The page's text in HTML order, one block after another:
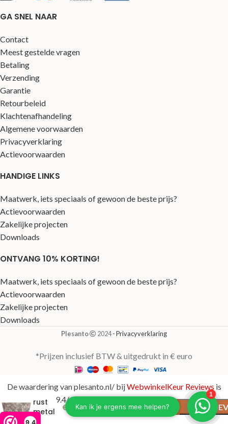
9,4
GA SNEL NAAR
Contact
Meest gestelde vragen
Betaling
Verzending
Garantie
Retourbeleid
Klachtenafhandeling
Algemene voorwaarden
Privacyverklaring
Actievoorwaarden
HANDIGE LINKS
Maatwerk, iets speciaals of gewoon de beste prijs?
Actievoorwaarden
Zakelijke projecten
Downloads
ONTVANG 10% KORTING!
Maatwerk, iets speciaals of gewoon de beste prijs?
Actievoorwaarden
Zakelijke projecten
Downloads
Plesanto 2024- Privacyverklaring
*Prijzen inclusief BTW & uitgedrukt in € euro
Coppa
relic
rust
metal
Ø50×68
€ 340,00
Op
voorraad
De waardering van plesanto.nl/ bijWebwinkelKeur Reviews is
9.4/10 gebaseerd op 123 reviews.